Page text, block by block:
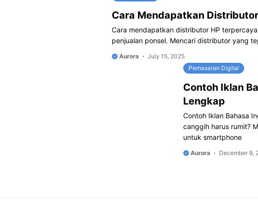
Cara Mendapatkan
Cara mendapatkan distributor HP
penjualan ponsel. Mencari distributor yang
Aurora
July 15, 2025
Pemasaran Digital
Contoh Iklan
Lengkap
Contoh Iklan Bahasa
canggih harus rumit?
untuk smartphone
Aurora December 9,